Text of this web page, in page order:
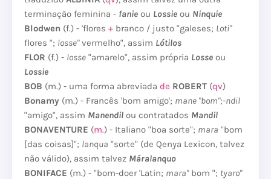
terminação feminina - fanie ou Lossie ou Ninquie
Blodwen (f.) - 'flores + branco / justo "galeses; Loti"
flores "; losse"vermelho", assim Lótilos
FLOR (f.) - losse "amarelo", assim própria Losse ou
Lossie
BOB (m.) - uma forma abreviada de ROBERT (qv)
Bonamy (m.) - Francês 'bom amigo'; mane "bom";-ndil
"amigo", assim Manendil ou contratados Mandil
BONAVENTURE (m.) - Italiano "boa sorte"; mara "bom
[das coisas]"; lanqua "sorte" (de Qenya Lexicon, talvez
não válido), assim talvez Máralanquo
BONIFACE (m.) - "bom-doer 'Latin; mara"bom "; tyaro"